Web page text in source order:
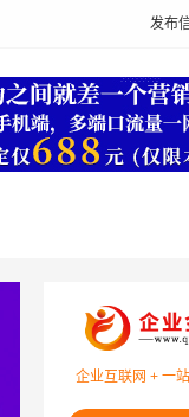
发布
企业互联网 + 一